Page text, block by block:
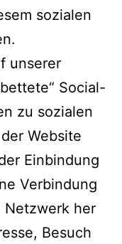
sozialen
unserer
Social-
zu sozialen
Website
Einbindung
Verbindung
Netzwerk her
Besuch